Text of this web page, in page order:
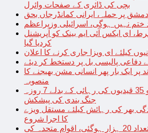
بچی کی ڈائری کے صفحات وائرل
دمشق پر حملہ، ایرانی کمانڈرجاں بحق
نہیں ہوگی، اسرائیلی وزیراعظم
ای ایکس آئی ایم بینک کو آپریشنل
کردیا گیا
کیلئے ای ویزا جاری کرنے کا اعلان
دفاعی پالیسی بل پر دستخط کر دیئے
2030 تک چاند پر ایک بار پھر انسانی مشن بھیجنے کا
منصوبہ
اسرائیل کی حماس کو 35 قیدیوں کی رہائی کے بدلے 7 روزہ
جنگ بندی کی پیشکش
بھر کی رہائش کیلئے مستقل ویزے
کا اجرا شروع
غزہ؛ شہدا کی تعداد 20 ہزار ہوگئی، اقوام متحدہ کی